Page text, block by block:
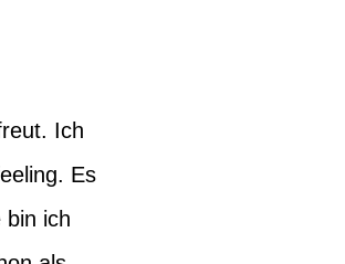
Ich
Es
bin ich